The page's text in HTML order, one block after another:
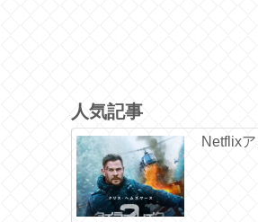
人気記事
Netflix